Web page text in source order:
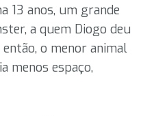
13 anos, um grande
a quem Diogo deu
então, o menor animal
menos espaço,